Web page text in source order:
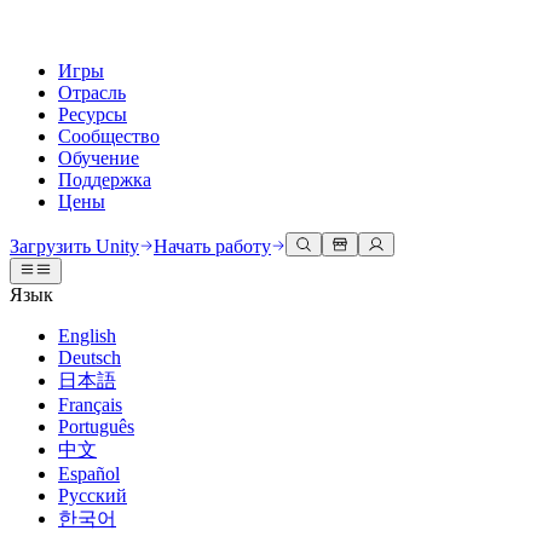
Игры
Отрасль
Ресурсы
Сообщество
Обучение
Поддержка
Цены
Движок Unity
Создавайте 2D и 3D игры для любой платформы
Совместная работа
Сотрудничайте и быстро вносите изменения с вашей командой
Загрузить Unity
Тарифы и цены
Развертывание
Многоплатформенность
3D сотрудничество
Создавайте и просматривайте 3D проекты в реальном времени
Иммерсивное обучение
Обучение в иммерсивных средах
Пользовательские опыты
Создавайте интерактивные 3D опыты
Отрасли
Производство
Документация
Инструменты для разработчиков
Версии релизов и трекер проблем
План развития
Обзор предстоящих функций
Глоссарий
Обсуждения
События
Глобальные и местные события
Истории сообщества
Made with Unity
Показ Unity-креаторов
Unity Learn
Освойте навыки Unity бесплатно
Профессиональное обучение
Повышайте уровень своей команды с тренерами Unity
Не использовали Unity раньше
С чего начать
Приступите к обучению
Основные пути Unity
Получить помощь
Помогаем вам добиться успеха с Unity
Планы успеха
Достигайте своих целей быстрее с помощью экспертов
FAQ
Ответы на часто задаваемые вопросы
Связаться с нами
Свяжитесь с нашей командой
Загрузить Unity Начать работу
Язык
English
Deutsch
日本語
Français
Português
中文
Español
Русский
한국어